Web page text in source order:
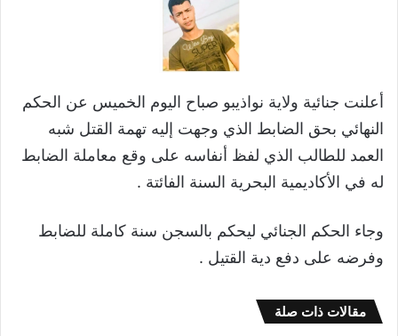
أعلنت جنائية ولاية نواذيبو صباح اليوم الخميس عن الحكم
النهائي بحق الضابط الذي وجهت إليه تهمة القتل شبه
العمد للطالب الذي لفظ أنفاسه على وقع معاملة الضابط
له في الأكاديمية البحرية السنة الفائتة .
وجاء الحكم الجنائي ليحكم بالسجن سنة كاملة للضابط
وفرضه على دفع دية القتيل .
مقالات ذات صلة